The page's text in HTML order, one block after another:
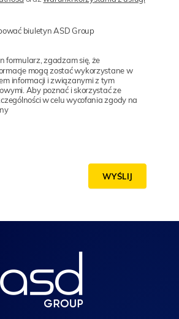
biuletyn ASD Group
formularz, zgadzam się, że
mogą zostać wykorzystane w
informacji i związanymi z tym
Aby poznać i skorzystać ze
w celu wycofania zgody na
WYŚLIJ